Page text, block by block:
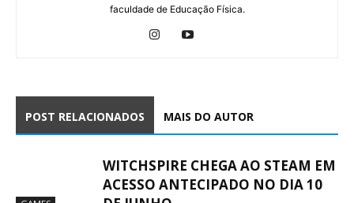
faculdade de Educação Física.
POST RELACIONADOS MAIS DO AUTOR
WITCHSPIRE CHEGA AO STEAM EM
ACESSO ANTECIPADO NO DIA 10